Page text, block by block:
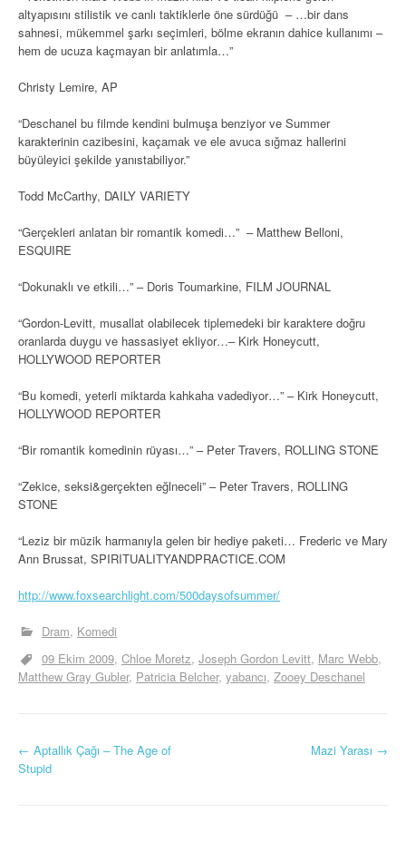
altyapısını stilistik ve canlı taktiklerle öne sürdüğü – …bir dans
sahnesi, mükemmel şarkı seçimleri, bölme ekranın dahice kullanımı –
hem de ucuza kaçmayan bir anlatımla…”
Christy Lemire, AP
“Deschanel bu filmde kendini bulmuşa benziyor ve Summer
karakterinin cazibesini, kaçamak ve ele avuca sığmaz hallerini
büyüleyici şekilde yanıstabiliyor.”
Todd McCarthy, DAILY VARIETY
“Gerçekleri anlatan bir romantik komedi…” – Matthew Belloni,
ESQUIRE
“Dokunaklı ve etkili…” – Doris Toumarkine, FILM JOURNAL
“Gordon-Levitt, musallat olabilecek tiplemedeki bir karaktere doğru
oranlarda duygu ve hassasiyet ekliyor…– Kirk Honeycutt,
HOLLYWOOD REPORTER
“Bu komedi, yeterli miktarda kahkaha vadediyor…” – Kirk Honeycutt,
HOLLYWOOD REPORTER
“Bir romantik komedinin rüyası…” – Peter Travers, ROLLING STONE
“Zekice, seksi&gerçekten eğlneceli” – Peter Travers, ROLLING
STONE
“Leziz bir müzik harmanıyla gelen bir hediye paketi… Frederic ve Mary
Ann Brussat, SPIRITUALITYANDPRACTICE.COM
http://www.foxsearchlight.com/500daysofsummer/
Dram Komedi
09 Ekim 2009 Chloe Moretz Joseph Gordon Levitt Marc Webb
Matthew Gray Gubler Patricia Belcher yabancı Zooey Deschanel
Y
← Aptallık Çağı – The Age of
Stupid
Mazi Yarası →